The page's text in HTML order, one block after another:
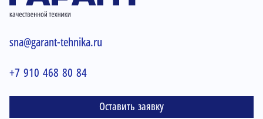
sna@garant-tehnika.ru
+7 910 468 80 84
Оставить заявку